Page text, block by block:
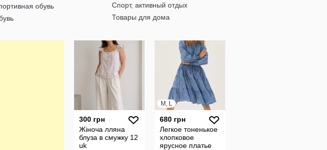
обувь
Спорт, активный отдых
Товары для дома
300 грн
Жіноча лляна
блуза в смужку 12
uk
M, L
680 грн
Легкое тоненькое
хлопковое
ярусное платье